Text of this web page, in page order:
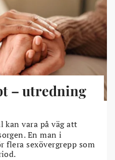
– utredning
kan vara på väg att
En man i
flera sexövergrepp som